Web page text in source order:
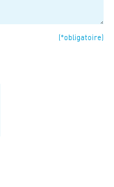
(*obligatoire)